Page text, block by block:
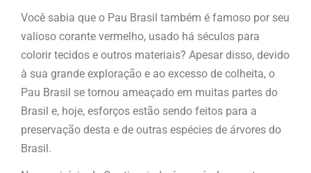
Você sabia que o Pau Brasil também é famoso por seu
valioso corante vermelho, usado há séculos para
colorir tecidos e outros materiais? Apesar disso, devido
à sua grande exploração e ao excesso de colheita, o
Pau Brasil se tornou ameaçado em muitas partes do
Brasil e, hoje, esforços estão sendo feitos para a
preservação desta e de outras espécies de árvores do
Brasil.